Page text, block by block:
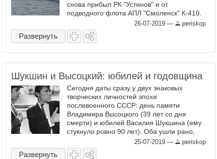
снова прибыл РК "Устинов" и от
подводного флота АПЛ "Смоленск" К-410.
Ниже - немного военно-морских картинок с
обхода. 2. Сперва подошли к ...
26-07-2019 — periskop
Развернуть
Шукшин и Высоцкий: юбилей и годовщина
Сегодня даты сразу у двух знаковых
творческих личностей эпохи
послевоенного СССР: день памяти
Владимира Высоцкого (39 лет со дня
смерти) и юбилей Василия Шукшина (ему
стукнуло ровно 90 лет). Оба ушли рано,
оба представляли собой гигантские глыбы
- в смысле творчества и оставленного ...
25-07-2019 — periskop
Развернуть